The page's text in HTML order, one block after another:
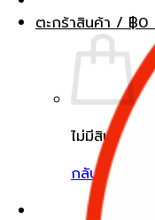
ตะกร้าสินค้า / ฿0
ไม่มีสินค้าในตะ
กลับสู่หน้าร้าน